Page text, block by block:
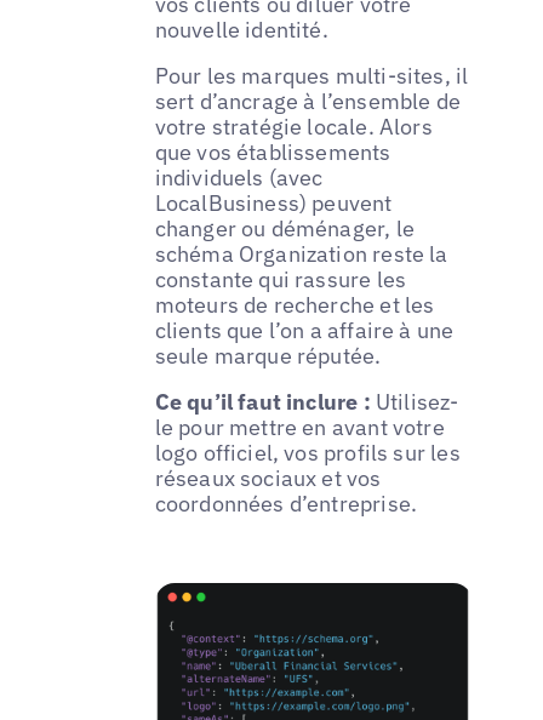
nouvelle identité.
Pour les marques multi-sites, il
sert d’ancrage à l’ensemble de
votre stratégie locale. Alors
que vos établissements
individuels (avec
LocalBusiness) peuvent
changer ou déménager, le
schéma Organization reste la
constante qui rassure les
moteurs de recherche et les
clients que l’on a affaire à une
seule marque réputée.
Ce qu’il faut inclure : Utilisez-
le pour mettre en avant votre
logo officiel, vos profils sur les
réseaux sociaux et vos
coordonnées d’entreprise.